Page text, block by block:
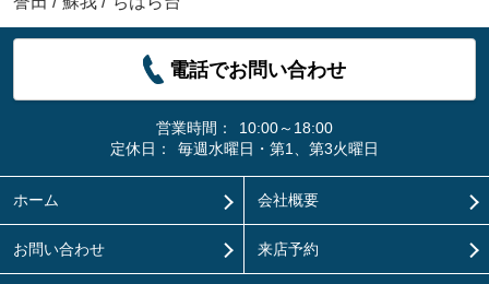
電話でお問い合わせ
営業時間：
10:00～18:00
定休日：
毎週水曜日・第1、第3火曜日
ホーム 会社概要
お問い合わせ 来店予約